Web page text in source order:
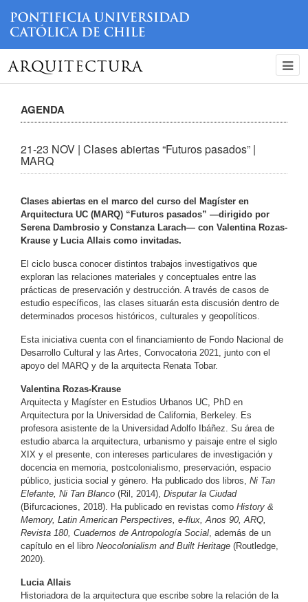
ARQUITECTURA
AGENDA
21-23 NOV | Clases abiertas “Futuros pasados” |
MARQ
Clases abiertas en el marco del curso del Magíster en
Arquitectura UC (MARQ) “Futuros pasados” —dirigido por
Serena Dambrosio y Constanza Larach— con Valentina Rozas-
Krause y Lucia Allais como invitadas.
El ciclo busca conocer distintos trabajos investigativos que
exploran las relaciones materiales y conceptuales entre las
prácticas de preservación y destrucción. A través de casos de
estudio específicos, las clases situarán esta discusión dentro de
determinados procesos históricos, culturales y geopolíticos.
Esta iniciativa cuenta con el financiamiento de Fondo Nacional de
Desarrollo Cultural y las Artes, Convocatoria 2021, junto con el
apoyo del MARQ y de la arquitecta Renata Tobar.
Valentina Rozas-Krause
Arquitecta y Magíster en Estudios Urbanos UC, PhD en
Arquitectura por la Universidad de California, Berkeley. Es
profesora asistente de la Universidad Adolfo Ibáñez. Su área de
estudio abarca la arquitectura, urbanismo y paisaje entre el siglo
XIX y el presente, con intereses particulares de investigación y
docencia en memoria, postcolonialismo, preservación, espacio
público, justicia social y género. Ha publicado dos libros, Ni Tan
Elefante, Ni Tan Blanco (Ril, 2014), Disputar la Ciudad
(Bifurcaciones, 2018). Ha publicado en revistas como History &
Memory, Latin American Perspectives, e-flux, Anos 90, ARQ,
Revista 180, Cuadernos de Antropología Social , además de un
capítulo en el libro Neocolonialism and Built Heritage (Routledge,
2020).
Lucia Allais
Historiadora de la arquitectura que escribe sobre la relación de la